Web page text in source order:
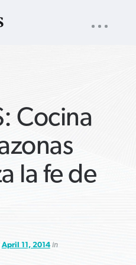
NAV
Cocina
la fe de
April 11, 2014in